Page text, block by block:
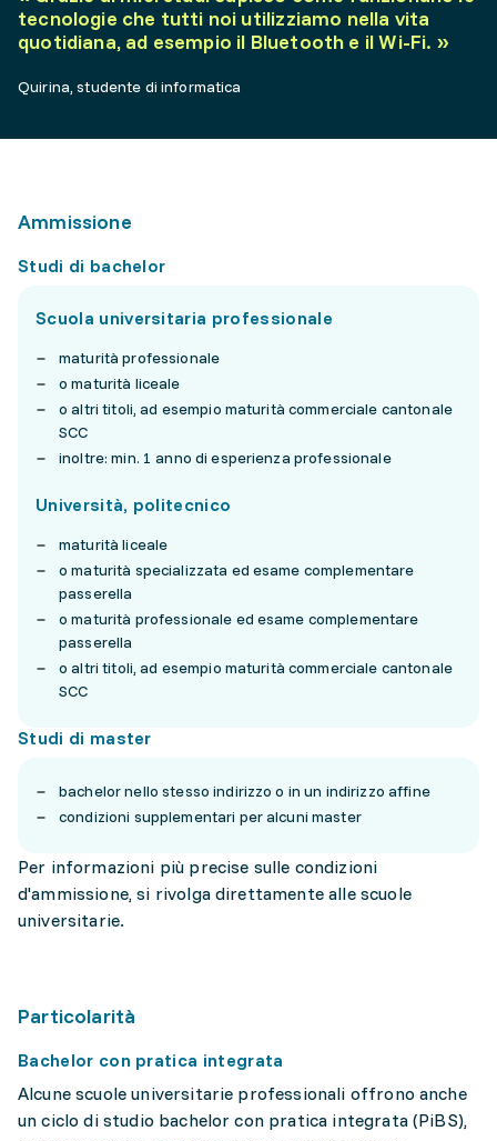
tecnologie che tutti noi utilizziamo nella vita
quotidiana, ad esempio il Bluetooth e il Wi-Fi. »
Quirina, studente di informatica
Ammissione
Studi di bachelor
Scuola universitaria professionale
maturità professionale
o maturità liceale
o altri titoli, ad esempio maturità commerciale cantonale
SCC
inoltre: min. 1 anno di esperienza professionale
Università, politecnico
maturità liceale
o maturità specializzata ed esame complementare
passerella
o maturità professionale ed esame complementare
passerella
o altri titoli, ad esempio maturità commerciale cantonale
SCC
Studi di master
bachelor nello stesso indirizzo o in un indirizzo affine
condizioni supplementari per alcuni master
Per informazioni più precise sulle condizioni
d'ammissione, si rivolga direttamente alle scuole
universitarie.
Particolarità
Bachelor con pratica integrata
Alcune scuole universitarie professionali offrono anche
un ciclo di studio bachelor con pratica integrata (PiBS),